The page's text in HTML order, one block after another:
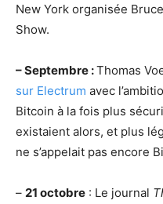
New York organisée
Show.
– Septembre :Thomas
sur Electrum avec
Bitcoin à la fois plus
existaient alors, et plus
ne s’appelait pas encore
– 21 octobre : Le journal